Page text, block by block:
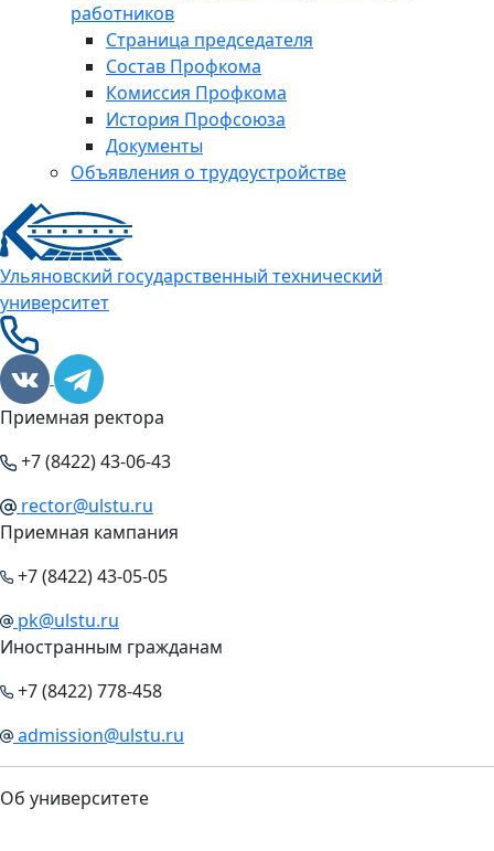
работников
Страница председателя
Состав Профкома
Комиссия Профкома
История Профсоюза
Документы
Объявления о трудоустройстве
Ульяновский государственный технический
университет
Приемная ректора
+7 (8422) 43-06-43
rector@ulstu.ru
Приемная кампания
+7 (8422) 43-05-05
pk@ulstu.ru
Иностранным гражданам
+7 (8422) 778-458
admission@ulstu.ru
Об университете